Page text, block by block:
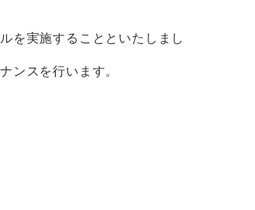
を実施することといたしまし
ンスを行います。